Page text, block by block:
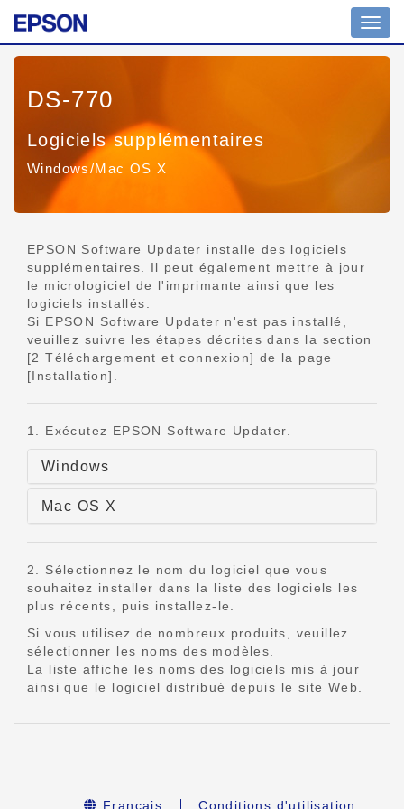
ou
DS-770
Logiciels supplémentaires
Windows/Mac OS X
EPSON Software Updater installe des logiciels
supplémentaires. Il peut également mettre à jour
le micrologiciel de l'imprimante ainsi que les
logiciels installés.
Si EPSON Software Updater n'est pas installé,
veuillez suivre les étapes décrites dans la section
[2 Téléchargement et connexion] de la page
[Installation].
1. Exécutez EPSON Software Updater.
Windows
Mac OS X
2. Sélectionnez le nom du logiciel que vous
souhaitez installer dans la liste des logiciels les
plus récents, puis installez-le.
Si vous utilisez de nombreux produits, veuillez
sélectionner les noms des modèles.
La liste affiche les noms des logiciels mis à jour
ainsi que le logiciel distribué depuis le site Web.
Français Conditions d'utilisation